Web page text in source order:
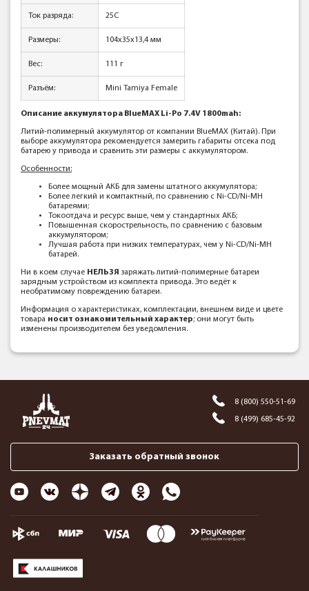
Ток разряда: 25C
Размеры: 104x35x13,4 мм
Вес: 111 г
Разъём: Mini Tamiya Female
Описание аккумулятора BlueMAX Li-Po 7.4V 1800mah:
Литий-полимерный аккумулятор от компании BlueMAX (Китай). При
выборе аккумулятора рекомендуется замерить габариты отсека под
батарею у привода и сравнить эти размеры с аккумулятором.
Особенности:
Более мощный АКБ для замены штатного аккумулятора;
Более легкий и компактный, по сравнению с Ni-CD/Ni-MH
батареями;
Токоотдача и ресурс выше, чем у стандартных АКБ;
Повышенная скорострельность, по сравнению с базовым
аккумулятором;
Лучшая работа при низких температурах, чем у Ni-CD/Ni-MH
батарей.
Ни в коем случае НЕЛЬЗЯ заряжать литий-полимерные батареи
зарядным устройством из комплекта привода. Это ведёт к
необратимому повреждению батареи.
Информация о характеристиках, комплектации, внешнем виде и цвете
товара носит ознакомительный характер; они могут быть
изменены производителем без уведомления.
8 (800) 550-51-69
8 (499) 685-45-92
Заказать обратный звонок